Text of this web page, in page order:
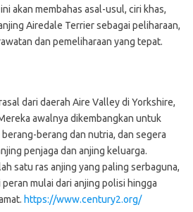
akan membahas asal-usul, ciri khas,
Airedale Terrier sebagai peliharaan,
dan pemeliharaan yang tepat.
dari daerah Aire Valley di Yorkshire,
awalnya dikembangkan untuk
berang dan nutria, dan segera
penjaga dan anjing keluarga.
satu ras anjing yang paling serbaguna,
mulai dari anjing polisi hingga
https://www.century2.org/